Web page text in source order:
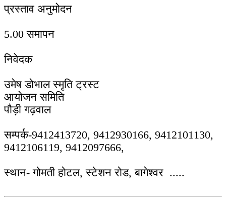
प्रस्ताव अनुमोदन
5.00 समापन
निवेदक
उमेष डोभाल स्मृति ट्रस्ट
आयोजन समिति
पौड़ी गढ़वाल
सम्पर्क-9412413720, 9412930166, 9412101130,
9412106119, 9412097666,
स्थान- गोमती होटल, स्टेशन रोड, बागेश्वर .....